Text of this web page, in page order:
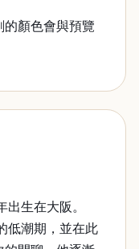
的顏色會與預覽
生在大阪。
低潮期，並在此